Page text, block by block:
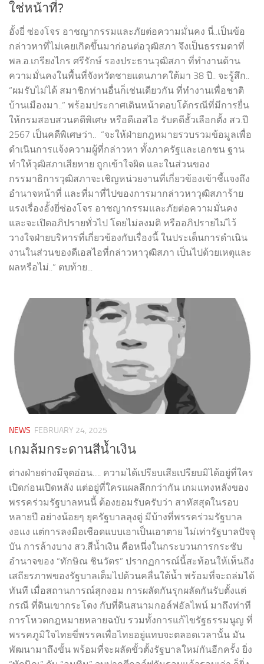
ใช่หน้าที่?
อั้งยี่ ซ่องโจร อาชญากรรมและภัยต่อความมั่นคง นี่..เป็นข้อ
กล่าวหาที่ไม่เคยเกิดขึ้นมาก่อนต่อวุฒิสภา จึงเป็นธรรมดาที่
พล.อ.เกรียงไกร ศรีรักษ์ รองประธานวุฒิสภา ที่ทำงานด้าน
ความมั่นคงในพื้นที่จังหวัดชายแดนภาคใต้มา 38 ปี.. จะรู้สึก..
“ผมรับไม่ได้ สมาชิกท่านอื่นก็เช่นเดียวกัน ที่ทำงานเพื่อชาติ
บ้านเมืองมา..” พร้อมประกาศเดินหน้าตอบโต้กรณีที่มีการยื่น
ให้กรมสอบสวนคดีพิเศษ หรือดีเอสไอ รับคดีฮั้วเลือกตั้ง สว.ปี
2567 เป็นคดีพิเศษว่า​.. “จะให้ฝ่ายกฎหมายรวบรวมข้อมูลเพื่อ
ดำเนินการแจ้งความผู้ที่กล่าวหา ทั้งภาครัฐและเอกชน​ ฐาน
ทำให้วุฒิสภาเสียหาย ถูกเข้าใจผิด และในส่วนของ
กรรมาธิการวุฒิสภาจะเชิญหน่วยงานที่เกี่ยวข้องเข้าชี้แจงถึง
อำนาจหน้าที่ และที่มาที่ไปของการมากล่าวหาวุฒิสภาร้าย
แรงเรื่องอั้งยี่ซ่องโจร อาชญากรรมและภัยต่อความมั่นคง
และจะเปิดอภิปรายทั่วไป โดยไม่ลงมติ หรืออภิปรายไม่ไว้
วางใจฝ่ายบริหารที่เกี่ยวข้องกับเรื่องนี้ ในประเด็นการดำเนิน
งานในส่วนของดีเอสไอที่กล่าวหาวุฒิสภา เป็นไปด้วยเหตุและ
ผลหรือไม่..” ตบท้าย...
NEWS FEBRUARY 24, 2025
เกมล้มกระดานสีน้ำเงิน
ต่างฝ่ายต่างมีจุดอ่อน…. ความได้เปรียบเสียเปรียบมิได้อยู่ที่ใคร
เปิดก่อนเปิดหลัง แต่อยู่ที่ใครแผลลึกกว่ากัน เกมแทงหลังของ
พรรคร่วมรัฐบาลหนนี้ ต้องยอมรับครับว่า สาหัสสุดในรอบ
หลายปี อย่างน้อยๆ ยุครัฐบาลลุงตู่ มีบ้างที่พรรคร่วมรัฐบาล
งอแง แต่การลงมือเชือดแบบเอาเป็นเอาตาย ไม่เท่ารัฐบาลปัจจุุ
บัน การล้างบาง สว.สีน้ำเงิน คือหนึ่งในกระบวนการกระชับ
อำนาจของ “ทักษิณ ชินวัตร” ปรากฏการณ์นี้สะท้อนให้เห็นถึง
เสถียรภาพของรัฐบาลเต็มไปด้วนคลื่นใต้น้ำ พร้อมที่จะถล่มได้
ทันที เมื่อสถานการณ์สุกงอม การผลัดกันรุกผลัดกันรับตั้งแต่
กรณี ที่ดินเขากระโดง กับที่ดินสนามกอล์ฟอัลไพน์ มาถึงท่าที
การโหวตกฎหมายหลายฉบับ รวมทั้งการแก้ไขรัฐธรรมนูญ ที่
พรรคภูมิใจไทยขี่พรรคเพื่อไทยอยู่แทบจะตลอดเวลานั้น มัน
พัฒนามาถึงขั้น พร้อมที่จะผลัดขั้วตั้งรัฐบาลใหม่กันอีกครั้ง ยิ่ง